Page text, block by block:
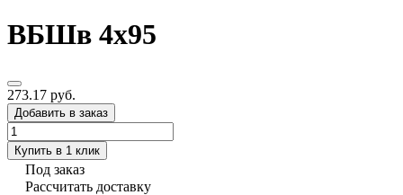
ВБШв 4х95
273.17 руб.
Добавить в заказ
Купить в 1 клик
Под заказ
Рассчитать доставку